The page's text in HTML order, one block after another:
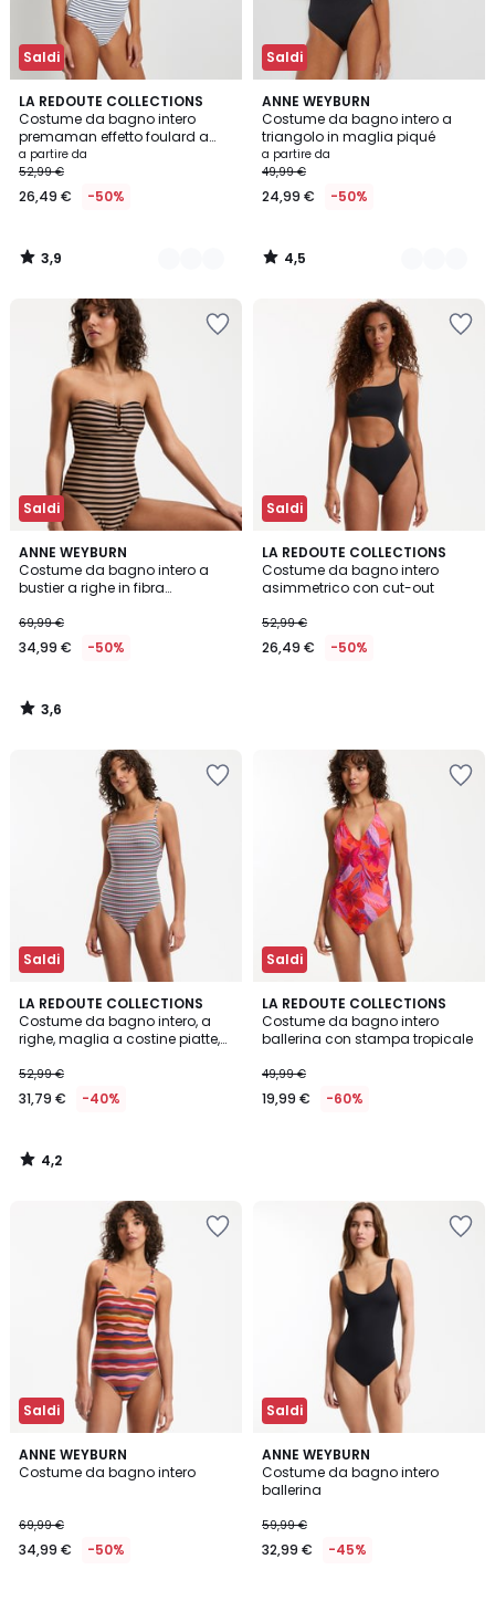
Saldi
LA REDOUTE COLLECTIONS
Costume da bagno intero
premaman effetto foulard a
righe
a partire da
52,99 €
26,49 € -50%
3,9
/ 5
2
Colori
3,9
/
Saldi
ANNE WEYBURN
Costume da bagno intero a
triangolo in maglia piqué
a partire da
49,99 €
24,99 € -50%
4,5
/ 5
2
Colori
4,5
/
Saldi
ANNE WEYBURN
Costume da bagno intero a
bustier a righe in fibra
69,99 €
34,99 € -50%
3,6
/ 5
3,6
/
Saldi
LA REDOUTE COLLECTIONS
Costume da bagno intero
asimmetrico con cut-out
52,99 €
26,49 € -50%
Saldi
LA REDOUTE COLLECTIONS
Costume da bagno intero, a
righe, maglia a costine piatte,
52,99 €
31,79 € -40%
4,2
/ 5
4,2
/
Saldi
LA REDOUTE COLLECTIONS
Costume da bagno intero
ballerina con stampa tropicale
49,99 €
19,99 € -60%
Saldi
ANNE WEYBURN
Costume da bagno intero
69,99 €
34,99 € -50%
4,8
/ 5
Saldi
ANNE WEYBURN
Costume da bagno intero
ballerina
59,99 €
32,99 € -45%
3,5
/ 5